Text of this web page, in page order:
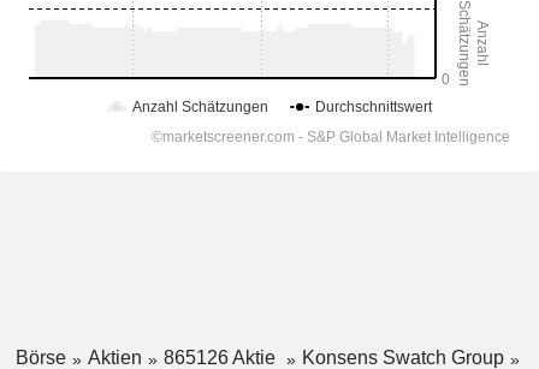
Börse Aktien 865126 Aktie
Konsens Swatch Group